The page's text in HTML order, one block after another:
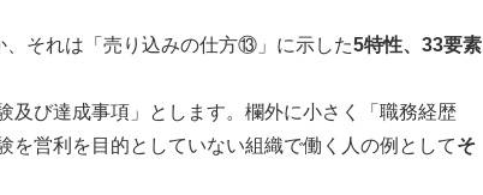
、それは「売り込みの仕方⑬」に示した5特性、33要素
及び達成事項」とします。欄外に小さく「職務経歴
営利を目的としていない組織で働く人の例としてそ